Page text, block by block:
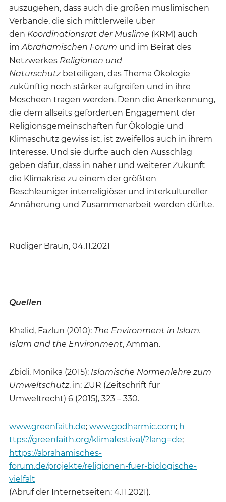
auszugehen, dass auch die großen muslimischen
Verbände, die sich mittlerweile über
den Koordinationsrat der Muslime (KRM) auch
imAbrahamischen Forum und im Beirat des
Netzwerkes Religionen und
Naturschutz beteiligen, das Thema Ökologie
zukünftig noch stärker aufgreifen und in ihre
Moscheen tragen werden. Denn die Anerkennung,
die dem allseits geforderten Engagement der
Religionsgemeinschaften für Ökologie und
Klimaschutz gewiss ist, ist zweifellos auch in ihrem
Interesse. Und sie dürfte auch den Ausschlag
geben dafür, dass in naher und weiterer Zukunft
die Klimakrise zu einem der größten
Beschleuniger interreligiöser und interkultureller
Annäherung und Zusammenarbeit werden dürfte.
Rüdiger Braun, 04.11.2021
Quellen
Khalid, Fazlun (2010): The Environment in Islam.
Islam and the Environment, Amman.
Zbidi, Monika (2015): Islamische Normenlehre zum
Umweltschutz, in: ZUR (Zeitschrift für
Umweltrecht) 6 (2015), 323 – 330.
www.greenfaith.de; www.godharmic.com; h
ttps://greenfaith.org/klimafestival/?lang=de;
https://abrahamisches-
forum.de/projekte/religionen-fuer-biologische-
vielfalt
(Abruf der Internetseiten: 4.11.2021).